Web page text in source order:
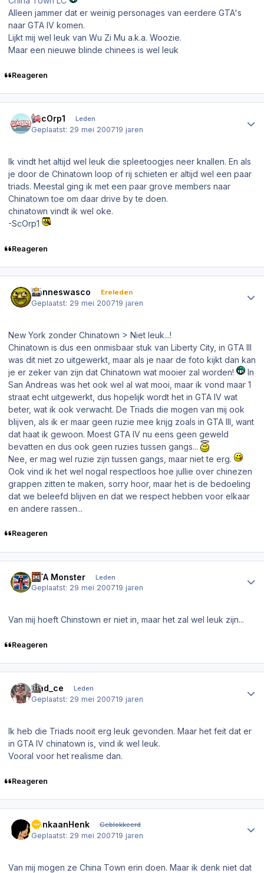
Alleen jammer dat er weinig personages van eerdere GTA's
naar GTA IV komen.
Lijkt mij wel leuk van Wu Zi Mu a.k.a. Woozie.
Maar een nieuwe blinde chinees is wel leuk
Reageren
-ScOrp1 Leden
Geplaatst: 29 mei 200719 jaren
Ik vindt het altijd wel leuk die spleetoogjes neer knallen. En als
je door de Chinatown loop of rij schieten er altijd wel een paar
triads. Meestal ging ik met een paar grove members naar
Chinatown toe om daar drive by te doen.
chinatown vindt ik wel oke.
-ScOrp1
Reageren
Hanneswasco Ereleden
Geplaatst: 29 mei 200719 jaren
New York zonder Chinatown > Niet leuk...!
Chinatown is dus een onmisbaar stuk van Liberty City, in GTA III
was dit niet zo uitgewerkt, maar als je naar de foto kijkt dan kan
je er zeker van zijn dat Chinatown wat mooier zal worden!
In
San Andreas was het ook wel al wat mooi, maar ik vond maar 1
straat echt uitgewerkt, dus hopelijk wordt het in GTA IV wat
beter, wat ik ook verwacht. De Triads die mogen van mij ook
blijven, als ik er maar geen ruzie mee krijg zoals in GTA III, want
dat haat ik gewoon. Moest GTA IV nu eens geen geweld
bevatten en dus ook geen ruzies tussen gangs...
Nee, er mag wel ruzie zijn tussen gangs, maar niet te erg.
Ook vind ik het wel nogal respectloos hoe jullie over chinezen
grappen zitten te maken, sorry hoor, maar het is de bedoeling
dat we beleefd blijven en dat we respect hebben voor elkaar
en andere rassen...
Reageren
GTA Monster Leden
Geplaatst: 29 mei 200719 jaren
Van mij hoeft Chinstown er niet in, maar het zal wel leuk zijn...
Reageren
mad_ce Leden
Geplaatst: 29 mei 200719 jaren
Ik heb die Triads nooit erg leuk gevonden. Maar het feit dat er
in GTA IV chinatown is, vind ik wel leuk.
Vooral voor het realisme dan.
Reageren
DenkaanHenk Geblokkeerd
Geplaatst: 29 mei 200719 jaren
Van mij mogen ze China Town erin doen. Maar ik denk niet dat